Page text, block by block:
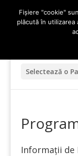
Selectează o
Informații de
Fișiere "cookie"
plăcută în